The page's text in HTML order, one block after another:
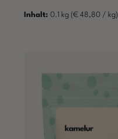
Inhalt: 0.1 kg (€ 48,80 / kg)